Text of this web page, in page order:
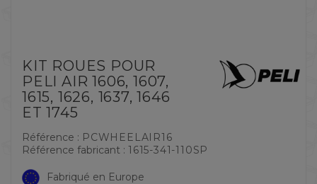
KIT ROUES POUR
PELI AIR 1606, 1607,
1615, 1626, 1637, 1646
ET 1745
Référence : PCWHEELAIR16
Référence fabricant : 1615-341-110SP
Fabriqué en Europe